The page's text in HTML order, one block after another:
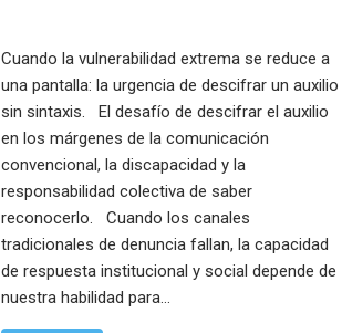
Cuando la vulnerabilidad extrema se reduce a
una pantalla: la urgencia de descifrar un auxilio
sin sintaxis. El desafío de descifrar el auxilio
en los márgenes de la comunicación
convencional, la discapacidad y la
responsabilidad colectiva de saber
reconocerlo. Cuando los canales
tradicionales de denuncia fallan, la capacidad
de respuesta institucional y social depende de
nuestra habilidad para…